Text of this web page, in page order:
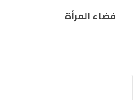
فضاء المرأة